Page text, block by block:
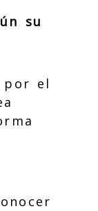
su
por el